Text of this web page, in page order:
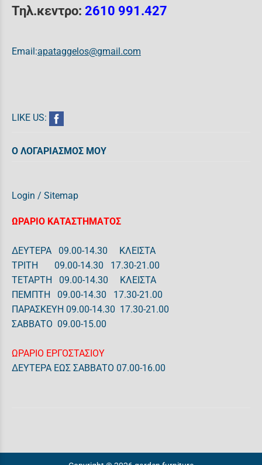
Τηλ.κεντρο: 2610 991.427
Email:apataggelos@gmail.com
LIKE US:
Ο ΛΟΓΑΡΙΑΣΜΟΣ ΜΟΥ
Login / Sitemap
ΩΡΑΡΙΟ ΚΑΤΑΣΤΗΜΑΤΟΣ
ΔΕΥΤΕΡΑ 09.00-14.30 ΚΛΕΙΣΤΑ
ΤΡΙΤΗ 09.00-14.30 17.30-21.00
ΤΕΤΑΡΤΗ 09.00-14.30 ΚΛΕΙΣΤΑ
ΠΕΜΠΤΗ 09.00-14.30 17.30-21.00
ΠΑΡΑΣΚΕΥΗ 09.00-14.30 17.30-21.00
ΣΑΒΒΑΤΟ 09.00-15.00
ΩΡΑΡΙΟ ΕΡΓΟΣΤΑΣΙΟΥ
ΔΕΥΤΕΡΑ ΕΩΣ ΣΑΒΒΑΤΟ 07.00-16.00